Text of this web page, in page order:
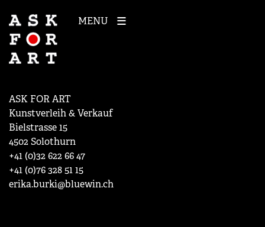
MENU
ASK FOR ART
Kunstverleih & Verkauf
Bielstrasse 15
4502 Solothurn
+41 (0)32 622 66 47
+41 (0)76 328 51 15
erika.burki@bluewin.ch